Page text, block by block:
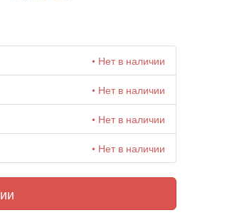
• Нет в наличии
• Нет в наличии
• Нет в наличии
• Нет в наличии